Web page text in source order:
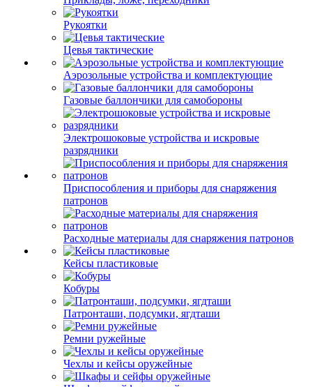
Рукоятки
Цевья тактические
Аэрозольные устройства и комплектующие
Газовые баллончики для самобороны
Электрошоковые устройства и искровые
разрядники
Приспособления и приборы для снаряжения
патронов
Расходные материалы для снаряжения патронов
Кейсы пластиковые
Кобуры
Патронташи, подсумки, ягдташи
Ремни ружейные
Чехлы и кейсы оружейные